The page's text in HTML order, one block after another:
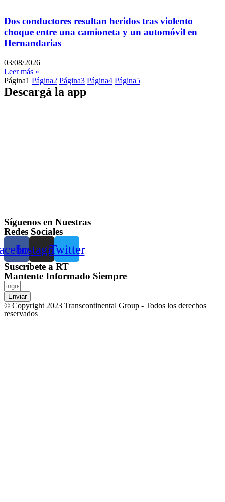
Dos conductores resultan heridos tras violento
choque entre una camioneta y un automóvil en
Hernandarias
03/08/2026
Leer más »
Página1 Página2 Página3 Página4 Página5
Descargá la app
Síguenos en Nuestras
Redes Sociales
InstagramTwitter
Suscríbete a RT
Mantente Informado Siempre
Enviar
© Copyright 2023 Transcontinental Group - Todos los derechos
reservados